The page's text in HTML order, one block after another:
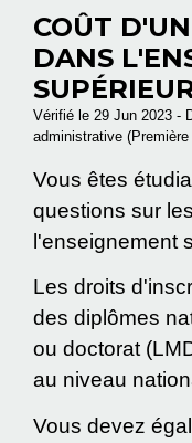
COÛT
DANS
Vérifié le 29 Jun 2023 -
administrative
Vous êtes
questions sur
l'enseignement
Les droits
des diplômes
ou doctorat
au niveau
Vous devez